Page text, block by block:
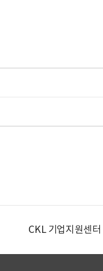
CKL 기업지원센터